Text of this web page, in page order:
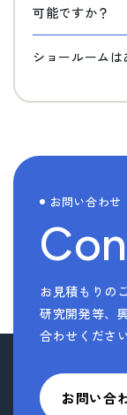
可能ですか？
ショールームは
お問い合わせ
お見積もりの
研究開発等、
合わせください
お問い合